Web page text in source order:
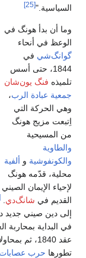
السياسية."[25]
وما أن بدأ هونگ في
الوعظ في أنحاء
گوانگ‌شي في
1844، حتى أسس
تلميذه فنگ يون‌شان
جمعية عبادة الرب،
وهي الحركة التي
اِتبعت مزيج هونگ
من المسيحية
والطاوية
والكونفوشية و ألفية
محلية، قدّمه هونگ
لإحياء الإيمان الصيني
القديم في شانگ‌دي
إلى دين صيني جديد
في البداية
عقد 1840،
تطورها حرب عصابات